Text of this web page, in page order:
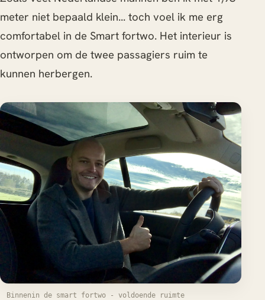
meter niet bepaald klein... toch voel ik me erg
comfortabel in de Smart fortwo. Het interieur is
ontworpen om de twee passagiers ruim te
kunnen herbergen.
Binnenin de smart fortwo - voldoende ruimte